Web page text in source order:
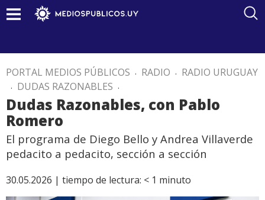
PORTAL MEDIOS PÚBLICOS . RADIO . RADIO URUGUAY
. DUDAS RAZONABLES .
Dudas Razonables, con Pablo
Romero
El programa de Diego Bello y Andrea Villaverde
pedacito a pedacito, sección a sección
30.05.2026 | tiempo de lectura: < 1 minuto